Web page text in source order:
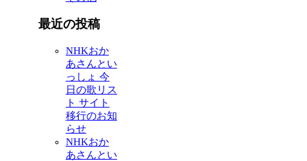
最近の投稿
NHKおか
あさんとい
っしょ 今
日の歌リス
ト サイト
移行のお知
らせ
NHKおか
あさんとい